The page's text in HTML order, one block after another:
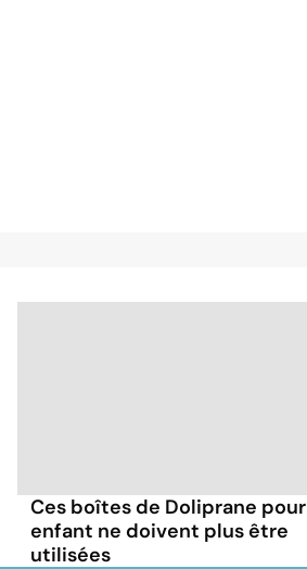
Ces boîtes de Doliprane pour
enfant ne doivent plus être
utilisées